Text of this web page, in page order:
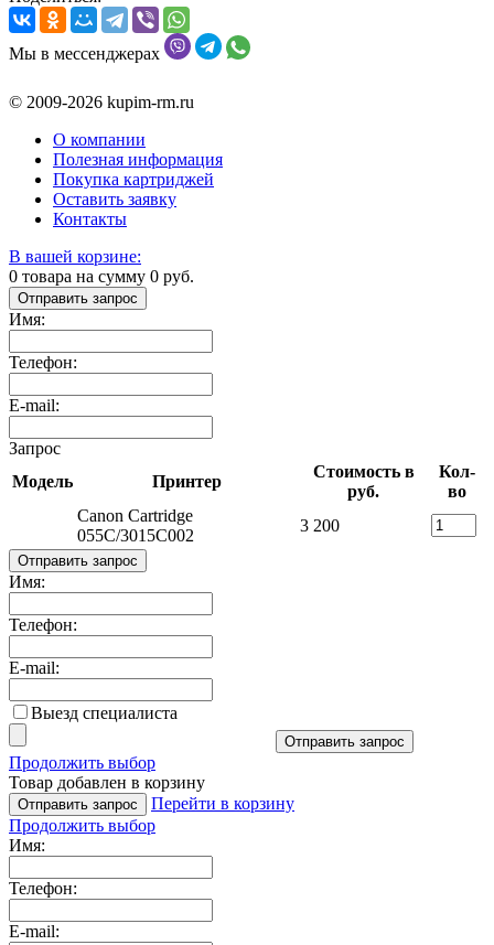
Мы в мессенджерах
© 2009-2026 kupim-rm.ru
О компании
Полезная информация
Покупка картриджей
Оставить заявку
Контакты
В вашей корзине:
0 товара на сумму 0 руб.
Отправить запрос
Имя:
Телефон:
E-mail:
Запрос
Модель
Принтер
Стоимость в
руб.
Кол-
во
Canon Cartridge
055C/3015C002
3 200
Отправить запрос
Имя:
Телефон:
E-mail:
Выезд специалиста
Отправить запрос
Продолжить выбор
Товар добавлен в корзину
Отправить запрос
Перейти в корзину
Продолжить выбор
Имя:
Телефон:
E-mail: